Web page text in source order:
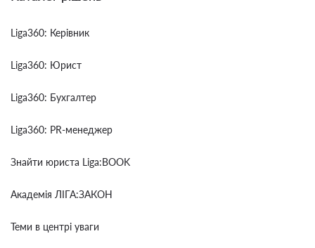
Liga360: Керівник
Liga360: Юрист
Liga360: Бухгалтер
Liga360: PR-менеджер
Знайти юриста Liga:BOOK
Академія ЛІГА:ЗАКОН
Теми в центрі уваги